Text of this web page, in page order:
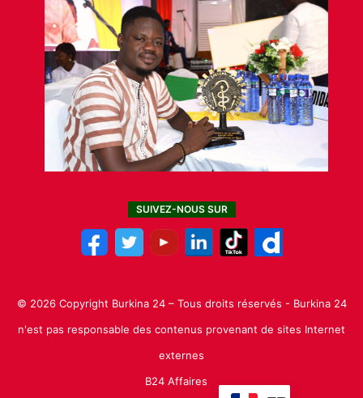
SUIVEZ-NOUS SUR
© 2026 Copyright Burkina 24 – Tous droits réservés - Burkina 24
n'est pas responsable des contenus provenant de sites Internet
externes
B24 Affaires